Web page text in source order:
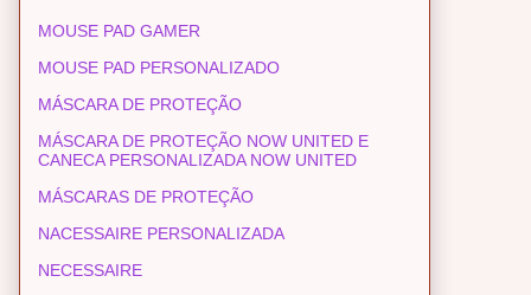
MOUSE PAD GAMER
MOUSE PAD PERSONALIZADO
MÁSCARA DE PROTEÇÃO
MÁSCARA DE PROTEÇÃO NOW UNITED E
CANECA PERSONALIZADA NOW UNITED
MÁSCARAS DE PROTEÇÃO
NACESSAIRE PERSONALIZADA
NECESSAIRE